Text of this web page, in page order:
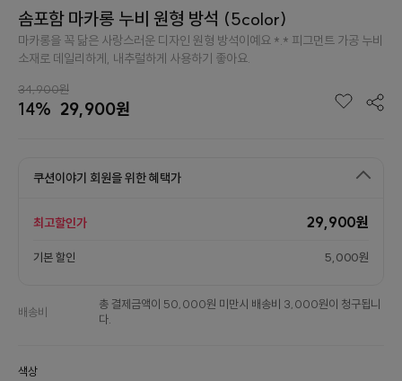
솜포함 마카롱 누비 원형 방석 (5color)
마카롱을 꼭 닮은 사랑스러운 디자인 원형 방석이예요 *.* 피그먼트 가공 누비
소재로 데일리하게, 내추럴하게 사용하기 좋아요.
34,900원
14% 29,900원
쿠션이야기 회원을 위한 혜택가
최고할인가 29,900원
기본 할인 5,000원
배송비
총 결제금액이 50,000원 미만시 배송비 3,000원이 청구됩니
다.
색상